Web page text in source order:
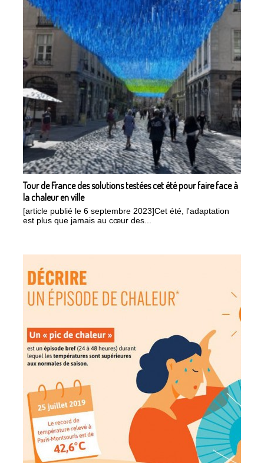
Tour de France des solutions testées cet été pour faire face à
la chaleur en ville
[article publié le 6 septembre 2023]Cet été, l'adaptation
est plus que jamais au cœur des...